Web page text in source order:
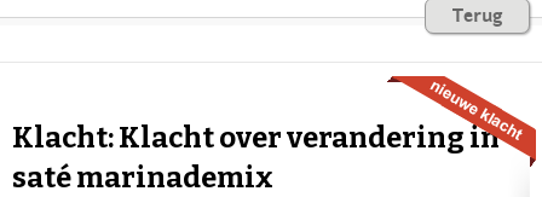
Consumentenrecht
Voor Bedrijven
Terug
Klacht: Klacht over verandering in
saté marinademix